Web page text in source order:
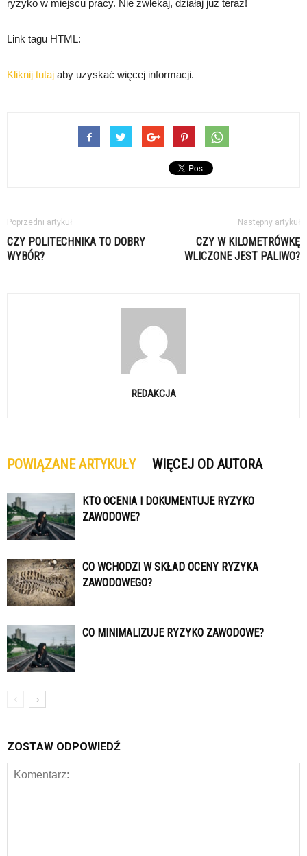
ryzyko w miejscu pracy. Nie zwlekaj, działaj już teraz!
Link tagu HTML:
Kliknij tutaj aby uzyskać więcej informacji.
Poprzedni artykuł
CZY POLITECHNIKA TO DOBRY
WYBÓR?
Następny artykuł
CZY W KILOMETRÓWKĘ
WLICZONE JEST PALIWO?
REDAKCJA
POWIĄZANE ARTYKUŁY WIĘCEJ OD AUTORA
KTO OCENIA I DOKUMENTUJE RYZYKO
ZAWODOWE?
CO WCHODZI W SKŁAD OCENY RYZYKA
ZAWODOWEGO?
CO MINIMALIZUJE RYZYKO ZAWODOWE?
ZOSTAW ODPOWIEDŹ